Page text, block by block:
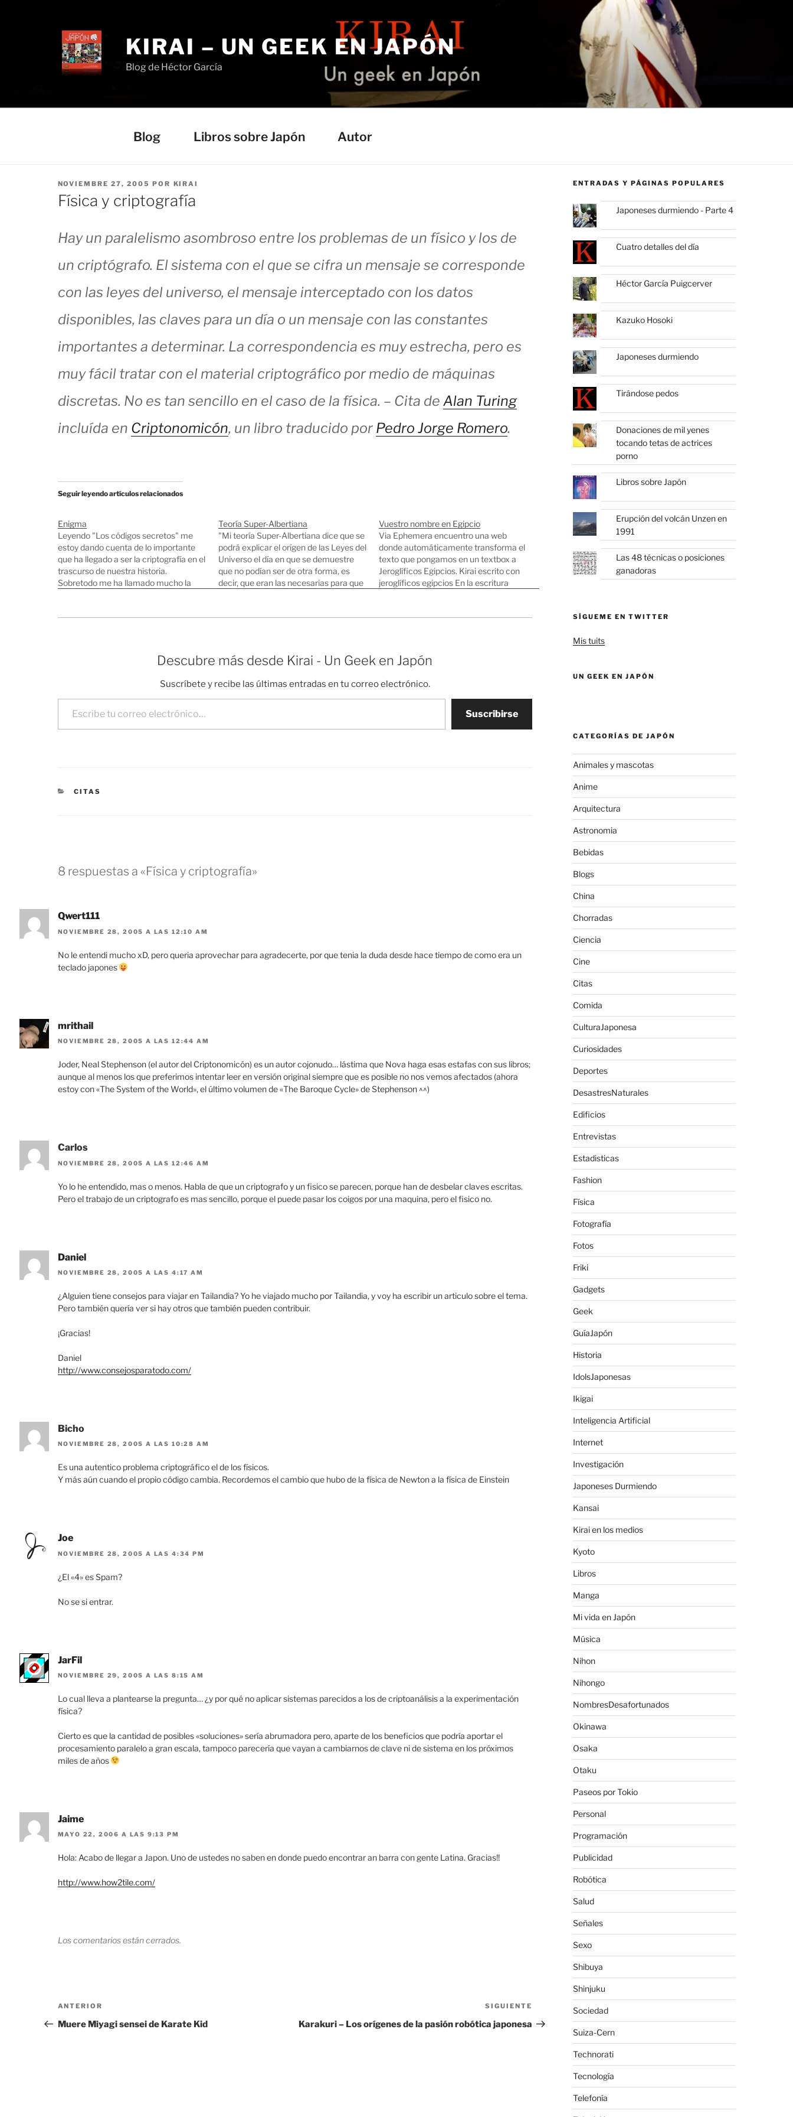
KIRAI – UN GEEK EN JAPÓN
Blog de Héctor García
Blog Libros sobre Japón Autor
PUBLICADO
EL
NOVIEMBRE 27, 2005 POR KIRAI
Física y criptografía
Hay un paralelismo asombroso entre los problemas de un físico y los de
un criptógrafo. El sistema con el que se cifra un mensaje se corresponde
con las leyes del universo, el mensaje interceptado con los datos
disponibles, las claves para un día o un mensaje con las constantes
importantes a determinar. La correspondencia es muy estrecha, pero es
muy fácil tratar con el material criptográfico por medio de máquinas
discretas. No es tan sencillo en el caso de la física. – Cita de Alan Turing
incluída en Criptonomicón, un libro traducido por Pedro Jorge Romero.
Seguir leyendo artículos relacionados
Enigma
Leyendo "Los códigos secretos" me
estoy dando cuenta de lo importante
que ha llegado a ser la criptografía en el
trascurso de nuestra historia.
Sobretodo me ha llamado mucho la
primera guerra mundial que ponía…
Teoría Super-Albertiana
"Mi teoría Super-Albertiana dice que se
podrá explicar el orígen de las Leyes del
Universo el día en que se demuestre
que no podían ser de otra forma, es
decir, que eran las necesarias para que
Florit
Vuestro nombre en Egipcio
Via Ephemera encuentro una web
donde automáticamente transforma el
texto que pongamos en un textbox a
Jeroglíficos Egipcios. Kirai escrito con
jeroglíficos egipcios En la escritura
palabra. Por ejemplo, el típico dibujo del
Descubre más desde Kirai - Un Geek en Japón
Suscríbete y recibe las últimas entradas en tu correo electrónico.
Escribe tu correo electrónico…
Suscribirse
CATEGORÍAS
CITAS
8 respuestas a «Física y criptografía»
Qwert111
NOVIEMBRE 28, 2005 A LAS 12:10 AM
No le entendi mucho xD, pero queria aprovechar para agradecerte, por que tenia la duda desde hace tiempo de como era un
teclado japones
mrithail
NOVIEMBRE 28, 2005 A LAS 12:44 AM
Joder, Neal Stephenson (el autor del Criptonomicón) es un autor cojonudo… lástima que Nova haga esas estafas con sus libros;
aunque al menos los que preferimos intentar leer en versión original siempre que es posible no nos vemos afectados (ahora
estoy con «The System of the World», el último volumen de «The Baroque Cycle» de Stephenson ^^)
Carlos
NOVIEMBRE 28, 2005 A LAS 12:46 AM
Yo lo he entendido, mas o menos. Habla de que un criptografo y un fisico se parecen, porque han de desbelar claves escritas.
Pero el trabajo de un criptografo es mas sencillo, porque el puede pasar los coigos por una maquina, pero el fisico no.
Daniel
NOVIEMBRE 28, 2005 A LAS 4:17 AM
¿Alguien tiene consejos para viajar en Tailandia? Yo he viajado mucho por Tailandia, y voy ha escribir un articulo sobre el tema.
Pero también quería ver si hay otros que también pueden contribuir.
¡Gracias!
Daniel
http://www.consejosparatodo.com/
Bicho
NOVIEMBRE 28, 2005 A LAS 10:28 AM
Es una autentico problema criptográfico el de los físicos.
Y más aún cuando el propio código cambia. Recordemos el cambio que hubo de la física de Newton a la física de Einstein
Joe
NOVIEMBRE 28, 2005 A LAS 4:34 PM
¿El «4» es Spam?
No se si entrar.
JarFil
NOVIEMBRE 29, 2005 A LAS 8:15 AM
Lo cual lleva a plantearse la pregunta… ¿y por qué no aplicar sistemas parecidos a los de criptoanálisis a la experimentación
física?
Cierto es que la cantidad de posibles «soluciones» sería abrumadora pero, aparte de los beneficios que podría aportar el
procesamiento paralelo a gran escala, tampoco parecería que vayan a cambiarnos de clave ni de sistema en los próximos
miles de años
Jaime
MAYO 22, 2006 A LAS 9:13 PM
Hola: Acabo de llegar a Japon. Uno de ustedes no saben en donde puedo encontrar an barra con gente Latina. Gracias!!
http://www.how2tile.com/
Los comentarios están cerrados.
Navegación
de
Entrada
anterior:
ANTERIOR
Muere Miyagi sensei de Karate Kid
Siguiente
entrada
SIGUIENTE
Karakuri – Los orígenes de la pasión robótica japonesa
ENTRADAS Y PÁGINAS POPULARES
Japoneses durmiendo - Parte 4
Cuatro detalles del día
Héctor García Puigcerver
Kazuko Hosoki
Japoneses durmiendo
Tirándose pedos
Donaciones de mil yenes
tocando tetas de actrices
porno
Libros sobre Japón
Erupción del volcán Unzen en
1991
Las 48 técnicas o posiciones
ganadoras
SÍGUEME EN TWITTER
Mis tuits
UN GEEK EN JAPÓN
CATEGORÍAS DE JAPÓN
Animales y mascotas
Anime
Arquitectura
Astronomia
Bebidas
Blogs
China
Chorradas
Ciencia
Cine
Citas
Comida
CulturaJaponesa
Curiosidades
Deportes
DesastresNaturales
Edificios
Entrevistas
Estadisticas
Fashion
Física
Fotografía
Fotos
Friki
Gadgets
Geek
GuíaJapón
Historia
IdolsJaponesas
Ikigai
Inteligencia Artificial
Internet
Investigación
Japoneses Durmiendo
Kansai
Kirai en los medios
Kyoto
Libros
Manga
Mi vida en Japón
Música
Nihon
Nihongo
NombresDesafortunados
Okinawa
Osaka
Otaku
Paseos por Tokio
Personal
Programación
Publicidad
Robótica
Salud
Señales
Sexo
Shibuya
Shinjuku
Sociedad
Suiza-Cern
Technorati
Tecnología
Telefonía